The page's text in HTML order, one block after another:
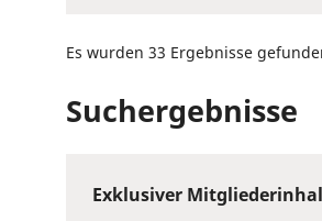
Es wurden 33 Ergebnisse
Suchergebnisse
Exklusiver